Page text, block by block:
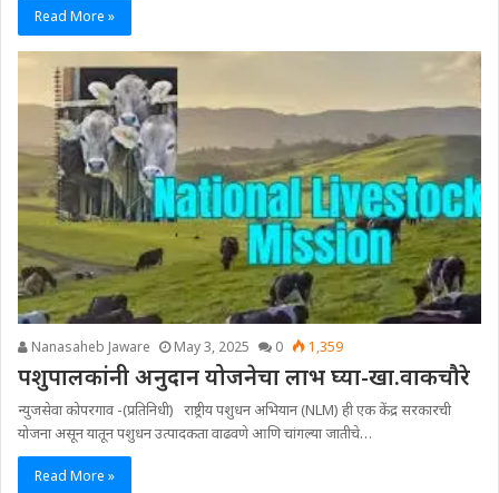
Read More »
Nanasaheb Jaware May 3, 2025 0 1,359
पशुपालकांनी अनुदान योजनेचा लाभ घ्या-खा.वाकचौरे
न्युजसेवा कोपरगाव -(प्रतिनिधी) राष्ट्रीय पशुधन अभियान (NLM) ही एक केंद्र सरकारची
योजना असून यातून पशुधन उत्पादकता वाढवणे आणि चांगल्या जातीचे…
Read More »